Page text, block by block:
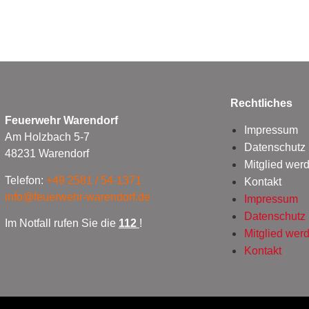
Feuerwehr Warendorf
Am Holzbach 5-7
48231 Warendorf
Telefon: +49 2581 / 54-1371
info@feuerwehr-warendorf.de
Im Notfall rufen Sie die 112 !
Rechtliches
Impressum
Datenschutz
Mitglied
Kontakt
Impressum
Datenschutz
Mitglied
Kontakt